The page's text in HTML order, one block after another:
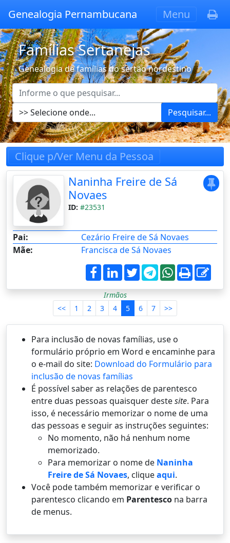
Genealogia Pernambucana Menu
Famílias Sertanejas
Genealogia de famílias do sertão nordestino
Pesquisar...
Clique p/Ver Menu da Pessoa
Naninha Freire de Sá
Novaes
ID: #23531
Pai:
Cezário Freire de Sá Novaes
Mãe:
Francisca de Sá Novaes
Irmãos
<<
1 2 3 4 5 6 7 >>
Para inclusão de novas famílias, use o
formulário próprio em Word e encaminhe para
o e-mail do site: Download do Formulário para
inclusão de novas famílias
É possí­vel saber as relações de parentesco
entre duas pessoas quaisquer destesite. Para
isso, é necessário memorizar o nome de uma
das pessoas e seguir as instruções seguintes:
No momento, não há nenhum nome
memorizado.
Para memorizar o nome de Naninha
Freire de Sá Novaes, cliqueaqui.
Você pode também memorizar e verificar o
parentesco clicando em Parentesco na barra
de menus.